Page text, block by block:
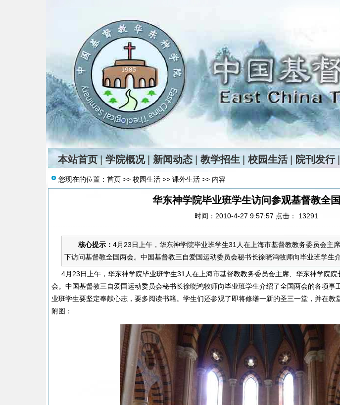
本站首页 |学院概况 新闻动态 教学招生 校园生活 院刊发行
您现在的位置： 首页 >> 校园生活 >> 课外生活 >> 内容
华东神学院毕业班学生访问参观基督教全
时间：2010-4-27 9:57:57 点击： 13291
核心提示： 4月23日上午，华东神学院毕业班学生31人在上海市基督教教务委员会主
下访问基督教全国两会。中国基督教三自爱国运动委员会秘书长徐晓鸿牧师向毕业班学生
4月23日上午，华东神学院毕业班学生31人在上海市基督教教务委员会主席、华东神学院院
会。中国基督教三自爱国运动委员会秘书长徐晓鸿牧师向毕业班学生介绍了全国两会的各项事
业班学生要坚定奉献心志，要多阅读书籍。学生们还参观了即将修缮一新的圣三一堂，并在教
附图：